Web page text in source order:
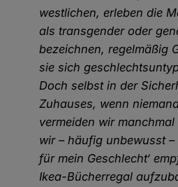
westlichen, erleben die
als transgender oder
bezeichnen, regelmäßig
sie sich
Doch selbst in der
Zuhauses, wenn
vermeiden wir
wir – häufig unbewusst –
für mein Geschlecht‘
Ikea-Bücherregal